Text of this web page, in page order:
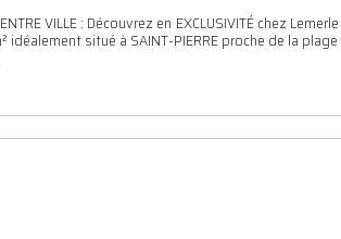
VILLE : Découvrez en EXCLUSIVITÉ chez
situé à SAINT-PIERRE proche de la